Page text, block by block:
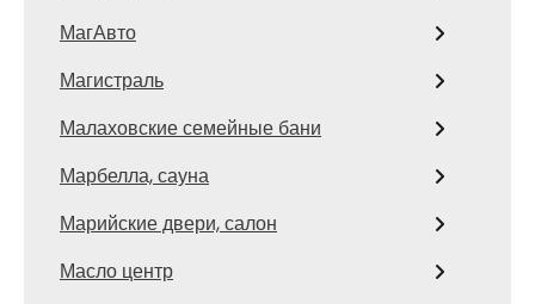
МагАвто
Магистраль
Малаховские семейные бани
Марбелла, сауна
Марийские двери, салон
Масло центр